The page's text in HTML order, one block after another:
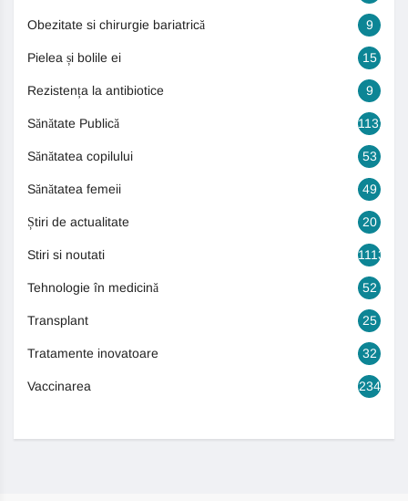
Obezitate si chirurgie bariatrică 9
Pielea și bolile ei 15
Rezistența la antibiotice 9
Sănătate Publică 1131
Sănătatea copilului 53
Sănătatea femeii 49
Știri de actualitate 20
Stiri si noutati 1113
Tehnologie în medicină 52
Transplant 25
Tratamente inovatoare 32
Vaccinarea 234